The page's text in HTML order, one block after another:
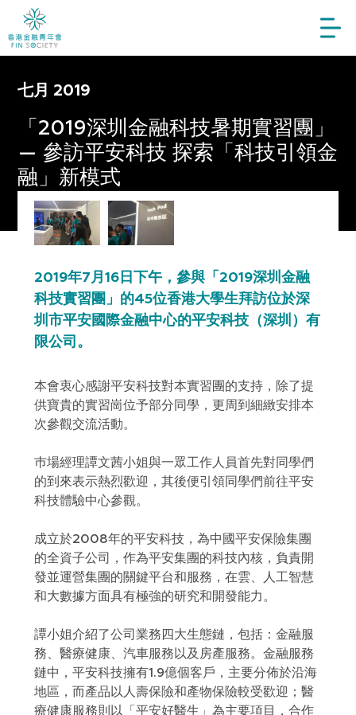
七月 2019
「2019深圳金融科技暑期實習團」
— 參訪平安科技 探索「科技引領金
融」新模式
Share:
2019年7月16日下午，參與「2019深圳金融
科技實習團」的45位香港大學生拜訪位於深
圳市平安國際金融中心的平安科技（深圳）有
限公司。
本會衷心感謝平安科技對本實習團的支持，除了提
供寶貴的實習崗位予部分同學，更周到細緻安排本
次參觀交流活動。
巿場經理譚文茜小姐與一眾工作人員首先對同學們
的到來表示熱烈歡迎，其後便引領同學們前往平安
科技體驗中心參觀。
成立於2008年的平安科技，為中國平安保險集團
的全資子公司，作為平安集團的科技內核，負責開
發並運營集團的關鍵平台和服務，在雲、人工智慧
和大數據方面具有極強的研究和開發能力。
譚小姐介紹了公司業務四大生態鏈，包括：金融服
務、醫療健康、汽車服務以及房產服務。金融服務
鏈中，平安科技擁有1.9億個客戶，主要分佈於沿海
地區，而產品以人壽保險和產物保險較受歡迎；醫
療健康服務則以「平安好醫生」為主要項目，合作